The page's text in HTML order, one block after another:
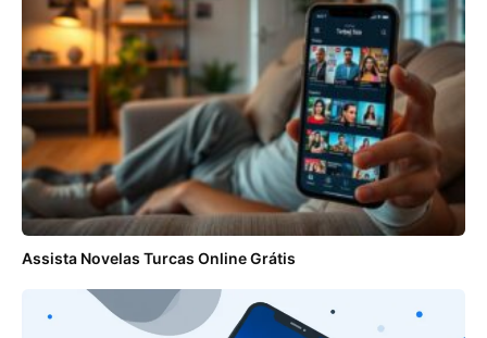
Assista Novelas Turcas Online Grátis